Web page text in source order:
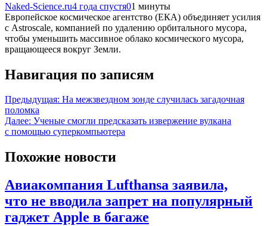
Naked-Science.ru4 года спустя01 минуты
Европейское космическое агентство (ЕКА) объединяет усилия
с Astroscale, компанией по удалению орбитального мусора,
чтобы уменьшить массивное облако космического мусора,
вращающееся вокруг Земли.
Навигация по записям
Предыдущая: На межзвездном зонде случилась загадочная
поломка
Далее: Ученые смогли предсказать извержение вулкана
с помощью суперкомпьютера
Похожие новости
Авиакомпания Lufthansa заявила,
что не вводила запрет на популярный
гаджет Apple в багаже